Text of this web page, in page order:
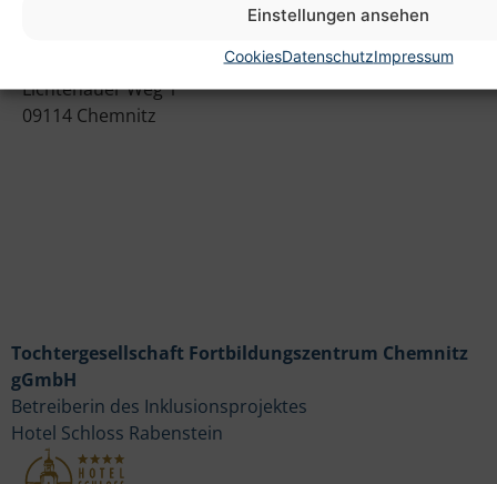
Einstellungen ansehen
CookiesDatenschutzImpressum
Heim gemeinnützige GmbH
Lichtenauer Weg 1
09114 Chemnitz
Tochtergesellschaft Fortbildungszentrum Chemnitz
gGmbH
Betreiberin des Inklusionsprojektes
Hotel Schloss Rabenstein